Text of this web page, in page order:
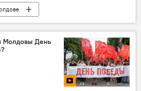
ОКК Олег Беляков
Молдовы День